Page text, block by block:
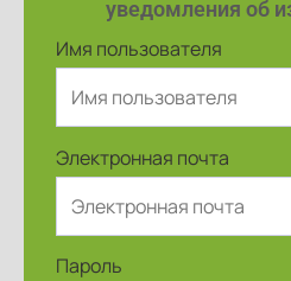
уведомления об
Имя пользователя
Электронная почта
Пароль